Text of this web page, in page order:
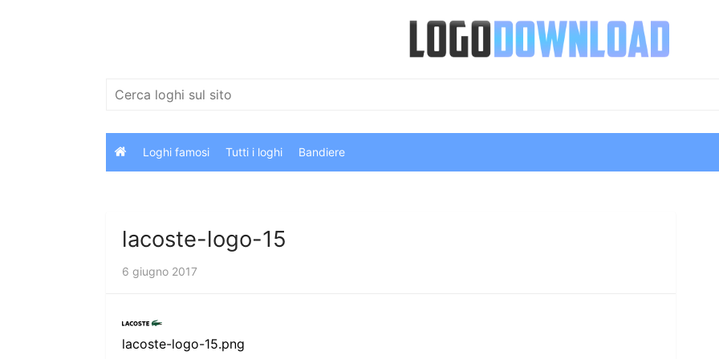
Cerca:
Loghi famosi Tutti i loghi Bandiere
lacoste-logo-15
6 giugno 2017
lacoste-logo-15.png